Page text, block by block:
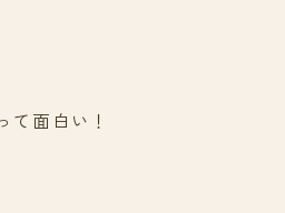
て面白い！